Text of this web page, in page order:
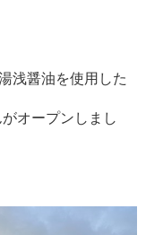
浅醤油を使用した
オープンしまし